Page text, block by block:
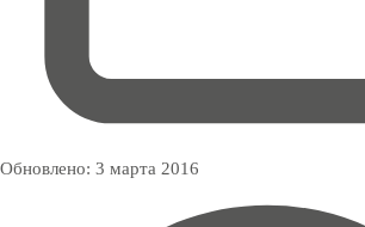
Обновлено: 3 марта 2016